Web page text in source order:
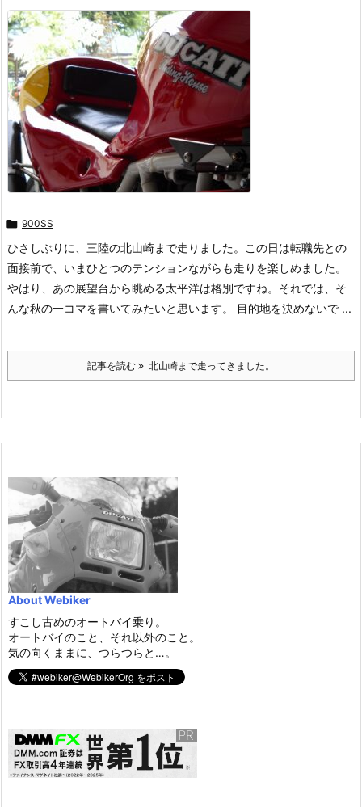
 900SS
ひさしぶりに、三陸の北山崎まで走りました。この日は転職先との
面接前で、いまひとつのテンションながらも走りを楽しめました。
やはり、あの展望台から眺める太平洋は格別ですね。それでは、そ
んな秋の一コマを書いてみたいと思います。 目的地を決めないで ...
記事を読む 北山崎まで走ってきました。
About Webiker
すこし古めのオートバイ乗り。
オートバイのこと、それ以外のこと。
気の向くままに、つらつらと…。